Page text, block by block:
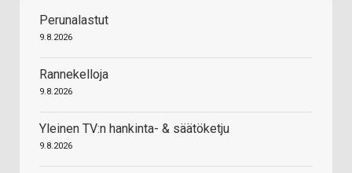
Perunalastut
9.8.2026
Rannekelloja
9.8.2026
Yleinen TV:n hankinta- & säätöketju
9.8.2026